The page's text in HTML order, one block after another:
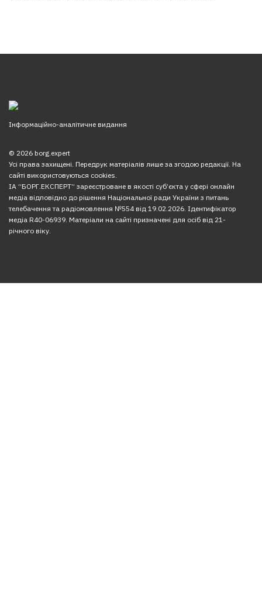
Інформаційно-аналітичне видання
© 2026 borg.expert
Усі права захищені. Передрук матеріалів лише за згодою редакції. На
сайті використовуються cookies.
ІА “БОРГ.ЕКСПЕРТ” зареєстроване в якості суб’єкта у сфері онлайн
медіа відповідно до рішення Національної ради України з питань
телебачення та радіомовлення №554 від 19.02.2026. Ідентифікатор
медіа R40-06939. Матеріали на сайті призначені для осіб від 21-
річного віку.